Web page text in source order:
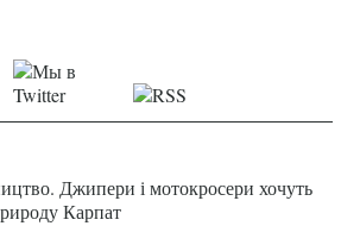
Джипери і мотокросери хочуть
Карпат